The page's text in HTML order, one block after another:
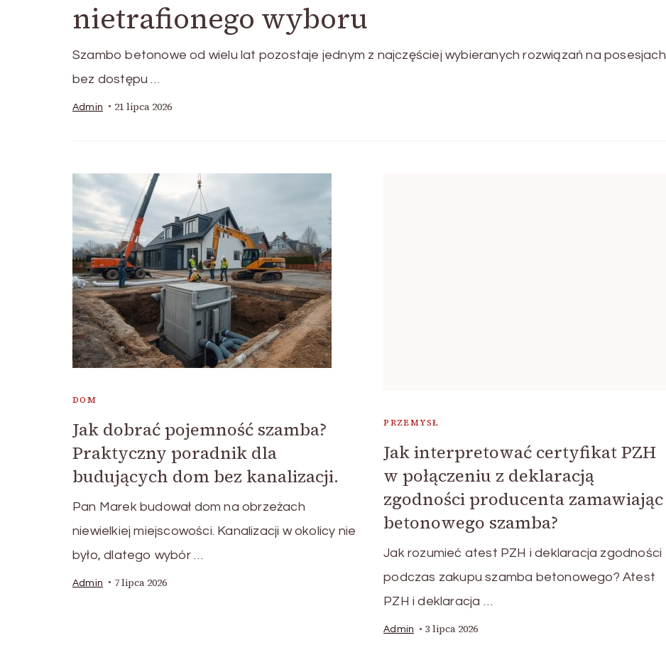
nietrafionego wyboru
Szambo betonowe od wielu lat pozostaje jednym z najczęściej wybieranych rozwiązań na posesjach
bez dostępu …
Admin 21 lipca 2026
DOM
Jak dobrać pojemność szamba?
Praktyczny poradnik dla
budujących dom bez kanalizacji.
Pan Marek budował dom na obrzeżach
niewielkiej miejscowości. Kanalizacji w okolicy nie
było, dlatego wybór …
Admin 7 lipca 2026
PRZEMYSŁ
Jak interpretować certyfikat PZH
w połączeniu z deklaracją
zgodności producenta zamawiając
betonowego szamba?
Jak rozumieć atest PZH i deklaracja zgodności
podczas zakupu szamba betonowego? Atest
PZH i deklaracja …
Admin 3 lipca 2026